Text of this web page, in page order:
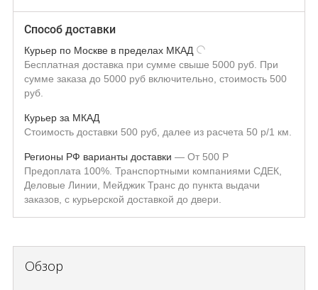
Способ доставки
Курьер по Москве в пределах МКАД
Бесплатная доставка при сумме свыше 5000 руб. При
сумме заказа до 5000 руб включительно, стоимость 500
руб.
Курьер за МКАД
Стоимость доставки 500 руб, далее из расчета 50 р/1 км.
Регионы РФ варианты доставки От 500 Р
Предоплата 100%. Транспортными компаниями СДЕК,
Деловые Линии, Мейджик Транс до пункта выдачи
заказов, с курьерской доставкой до двери.
Обзор